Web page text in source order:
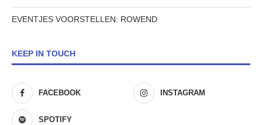
EVENTJES VOORSTELLEN: ROWEND
KEEP IN TOUCH
FACEBOOK INSTAGRAM
SPOTIFY